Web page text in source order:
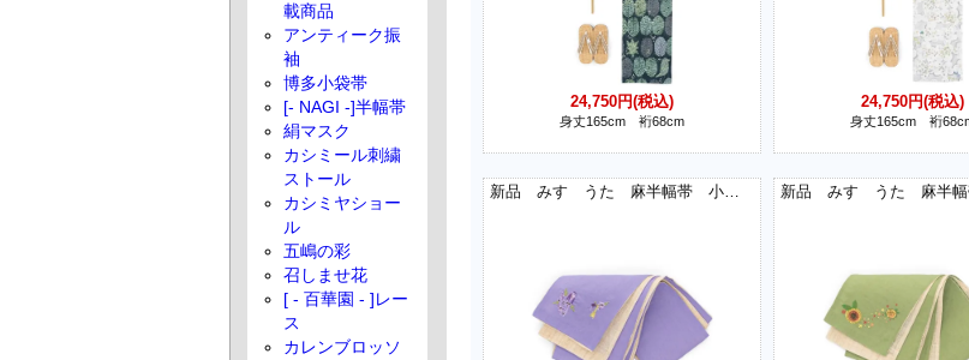
24,750円(税込)
身丈165cm 裄68cm
24,750円(税込)
身丈165cm 裄
新品 みすゞうた 麻半幅帯 小鳥と花
載商品
アンティーク振
袖
博多小袋帯
[- NAGI -]半幅帯
絹マスク
カシミール刺繍
ストール
カシミヤショー
ル
五嶋の彩
召しませ花
[ - 百華園 - ]レー
ス
カレンブロッソ